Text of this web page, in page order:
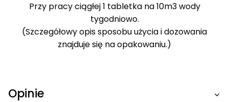
Przy pracy ciągłej 1 tabletka na 10m3 wody
tygodniowo.
(Szczegółowy opis sposobu użycia i dozowania
znajduje się na opakowaniu.)
Opinie